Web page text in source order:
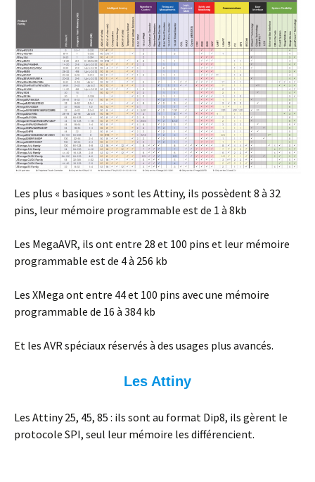
Les plus « basiques » sont les Attiny, ils possèdent 8 à 32
pins, leur mémoire programmable est de 1 à 8kb
Les MegaAVR, ils ont entre 28 et 100 pins et leur mémoire
programmable est de 4 à 256 kb
Les XMega ont entre 44 et 100 pins avec une mémoire
programmable de 16 à 384 kb
Et les AVR spéciaux réservés à des usages plus avancés.
Les Attiny
Les Attiny 25, 45, 85 : ils sont au format Dip8, ils gèrent le
protocole SPI, seul leur mémoire les différencient.